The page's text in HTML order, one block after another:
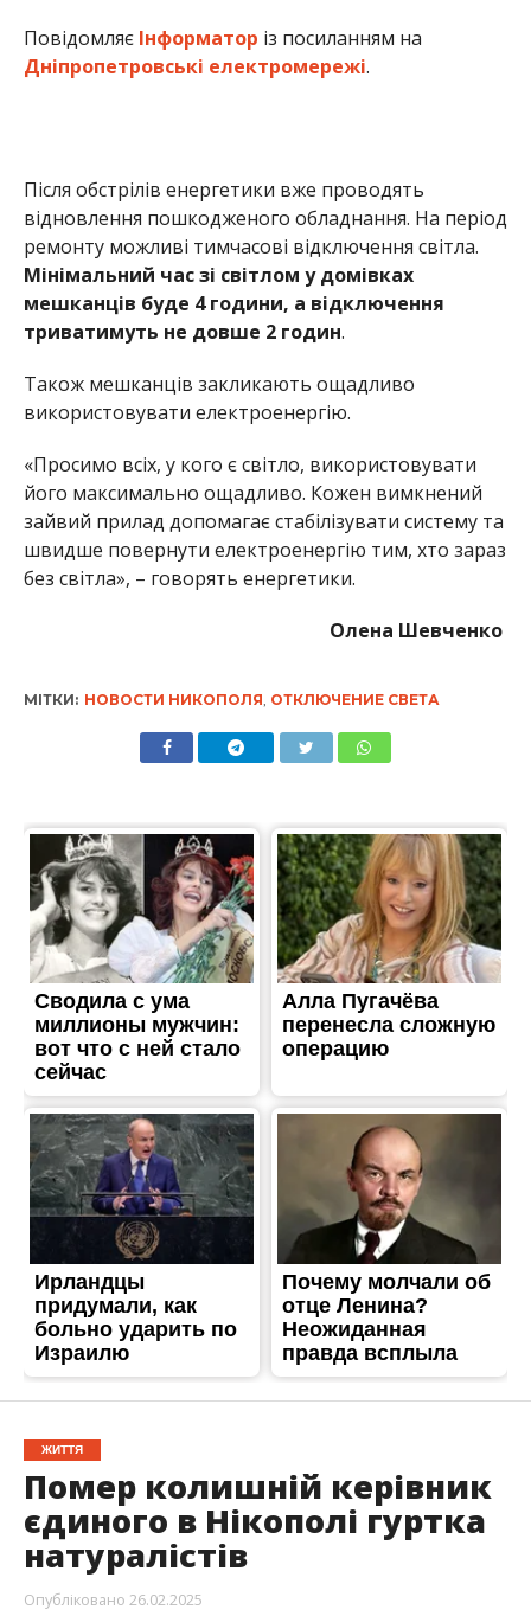
Повідомляє Інформатор із посиланням на
Дніпропетровські електромережі.
Після обстрілів енергетики вже проводять
відновлення пошкодженого обладнання. На період
ремонту можливі тимчасові відключення світла.
Мінімальний час зі світлом у домівках
мешканців буде 4 години, а відключення
триватимуть не довше 2 годин.
Також мешканців закликають ощадливо
використовувати електроенергію.
«Просимо всіх, у кого є світло, використовувати
його максимально ощадливо. Кожен вимкнений
зайвий прилад допомагає стабілізувати систему та
швидше повернути електроенергію тим, хто зараз
без світла», – говорять енергетики.
Олена Шевченко
МІТКИ: НОВОСТИ НИКОПОЛЯ ОТКЛЮЧЕНИЕ СВЕТА
ЖИТТЯ
Помер колишній керівник
єдиного в Нікополі гуртка
натуралістів
Опубліковано 26.02.2025